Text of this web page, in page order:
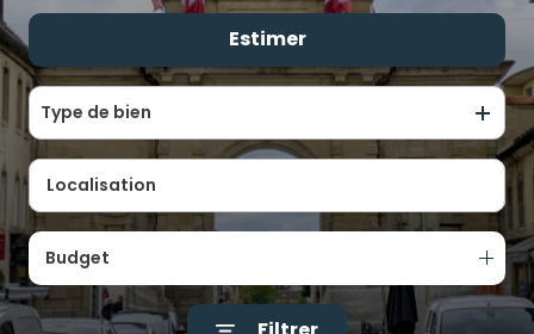
ALERTE
ÉQUIPE
CONTACT
De l'immo pro
Estimer
Type de bien
Budget